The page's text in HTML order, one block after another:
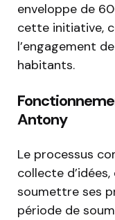
enveloppe de
cette initiative,
l’engagement
habitants.
Antony
Le processus
collecte
soumettre ses
période de